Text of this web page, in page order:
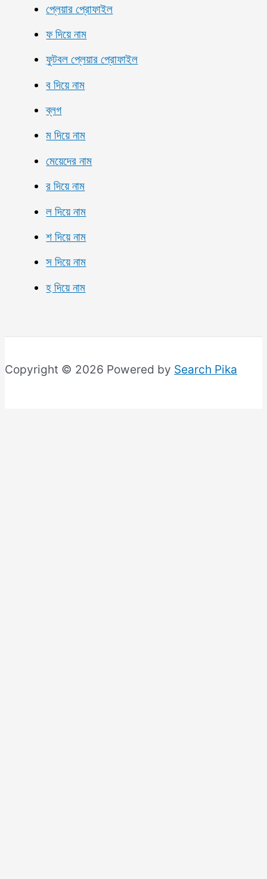
প্লেয়ার প্রোফাইল
ফ দিয়ে নাম
ফুটবল প্লেয়ার প্রোফাইল
ব দিয়ে নাম
ব্লগ
ম দিয়ে নাম
মেয়েদের নাম
র দিয়ে নাম
ল দিয়ে নাম
শ দিয়ে নাম
স দিয়ে নাম
হ দিয়ে নাম
Copyright © 2026 Powered by Search Pika